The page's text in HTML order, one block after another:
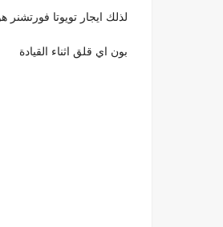
لذلك ايجار تويوتا فورتشنر
بون اي قلق اثناء القيادة